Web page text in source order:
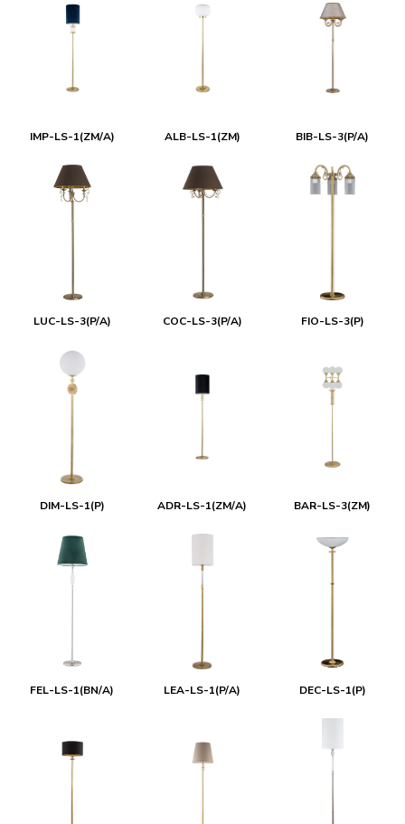
IMP-LS-1(ZM/A) ALB-LS-1(ZM) BIB-LS-3(P/A)
LUC-LS-3(P/A) COC-LS-3(P/A) FIO-LS-3(P)
DIM-LS-1(P) ADR-LS-1(ZM/A) BAR-LS-3(ZM)
FEL-LS-1(BN/A) LEA-LS-1(P/A) DEC-LS-1(P)